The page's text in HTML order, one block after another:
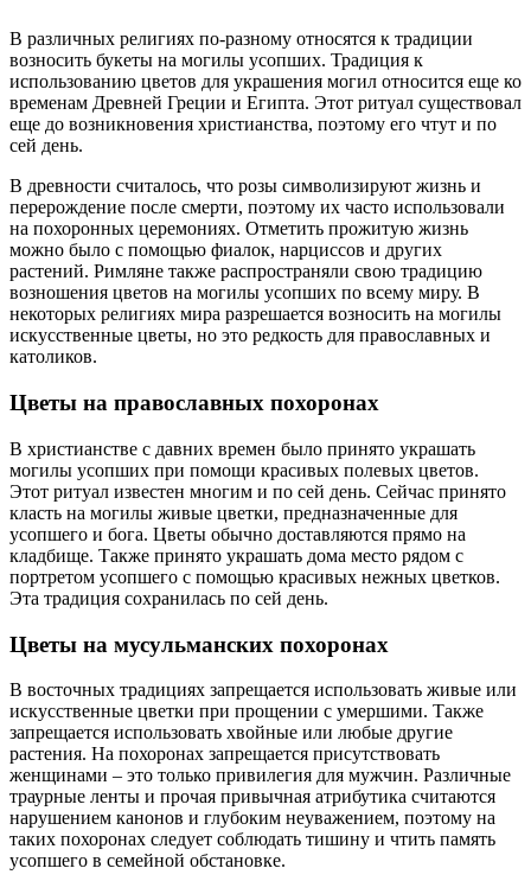
В различных религиях по-разному относятся к традиции
возносить букеты на могилы усопших. Традиция к
использованию цветов для украшения могил относится еще ко
временам Древней Греции и Египта. Этот ритуал существовал
еще до возникновения христианства, поэтому его чтут и по
сей день.
В древности считалось, что розы символизируют жизнь и
перерождение после смерти, поэтому их часто использовали
на похоронных церемониях. Отметить прожитую жизнь
можно было с помощью фиалок, нарциссов и других
растений. Римляне также распространяли свою традицию
возношения цветов на могилы усопших по всему миру. В
некоторых религиях мира разрешается возносить на могилы
искусственные цветы, но это редкость для православных и
католиков.
Цветы на православных похоронах
В христианстве с давних времен было принято украшать
могилы усопших при помощи красивых полевых цветов.
Этот ритуал известен многим и по сей день. Сейчас принято
класть на могилы живые цветки, предназначенные для
усопшего и бога. Цветы обычно доставляются прямо на
кладбище. Также принято украшать дома место рядом с
портретом усопшего с помощью красивых нежных цветков.
Эта традиция сохранилась по сей день.
Цветы на мусульманских похоронах
В восточных традициях запрещается использовать живые или
искусственные цветки при прощении с умершими. Также
запрещается использовать хвойные или любые другие
растения. На похоронах запрещается присутствовать
женщинами – это только привилегия для мужчин. Различные
траурные ленты и прочая привычная атрибутика считаются
нарушением канонов и глубоким неуважением, поэтому на
таких похоронах следует соблюдать тишину и чтить память
усопшего в семейной обстановке.